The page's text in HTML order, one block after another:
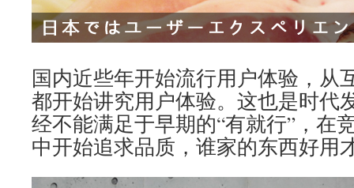
国内近些年开始流行用户体验，从
都开始讲究用户体验。这也是时代
经不能满足于早期的“有就行”，在
中开始追求品质，谁家的东西好用